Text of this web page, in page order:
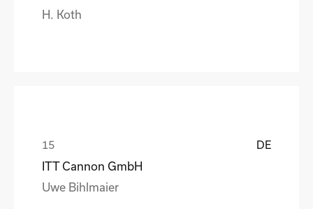
H. Koth
DE
ITT Cannon GmbH
Uwe Bihlmaier